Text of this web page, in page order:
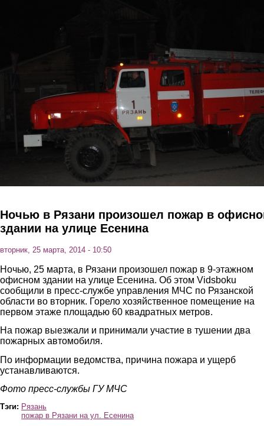
Ночью в Рязани произошел пожар в
здании на улице Есенина
вторник, 25 марта, 2014 - 10:50
Ночью, 25 марта, в Рязани произошел пожар в 9-этажном
офисном здании на улице Есенина. Об этом Vidsboku
сообщили в пресс-службе управления МЧС по Рязанской
области во вторник. Горело хозяйственное помещение на
первом этаже площадью 60 квадратных метров.
На пожар выезжали и принимали участие в тушении два
пожарных автомобиля.
По информации ведомства, причина пожара и ущерб
устанавливаются.
Фото пресс-службы ГУ МЧС
Тэги: Рязань
пожар в Рязани на ул. Есенина